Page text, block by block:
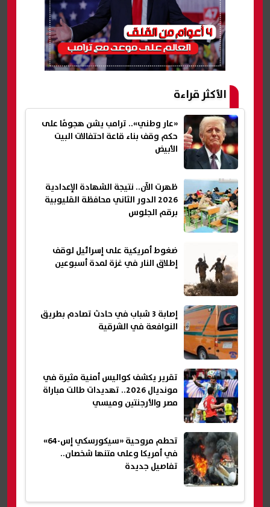
الأكثر قراءة
«عار وطني».. ترامب يشن هجومًا على
حكم وقف بناء قاعة احتفالات البيت
الأبيض
ظهرت الآن.. نتيجة الشهادة الإعدادية
2026 الدور الثاني محافظة القليوبية
برقم الجلوس
ضغوط أمريكية على إسرائيل لوقف
إطلاق النار في غزة لمدة أسبوعين
إصابة 3 شباب في حادث تصادم بطريق
النوافعة في الشرقية
تقرير يكشف كواليس أمنية مثيرة في
مونديال 2026.. تهديدات طالت مباراة
مصر والأرجنتين وميسي
تحطم مروحية «سيكورسكي إس-64»
في أمريكا وعلى متنها شخصان..
تفاصيل جديدة